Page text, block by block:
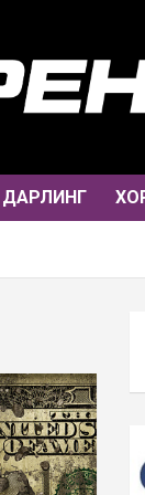
ДАРЛИНГ